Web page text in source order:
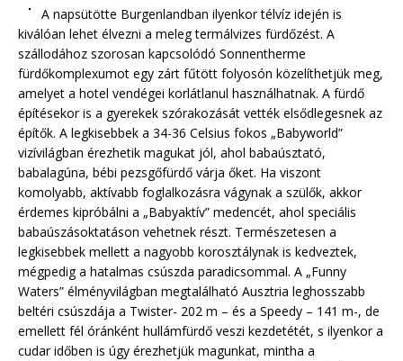
A napsütötte Burgenlandban ilyenkor télvíz idején is
kiválóan lehet élvezni a meleg termálvizes fürdőzést. A
szállodához szorosan kapcsolódó Sonnentherme
fürdőkomplexumot egy zárt fűtött folyosón közelíthetjük meg,
amelyet a hotel vendégei korlátlanul használhatnak. A fürdő
építésekor is a gyerekek szórakozását vették elsődlegesnek az
építők. A legkisebbek a 34-36 Celsius fokos „Babyworld”
vizívilágban érezhetik magukat jól, ahol babaúsztató,
babalagúna, bébi pezsgőfürdő várja őket. Ha viszont
komolyabb, aktívabb foglalkozásra vágynak a szülők, akkor
érdemes kipróbálni a „Babyaktív” medencét, ahol speciális
babaúszásoktatáson vehetnek részt. Természetesen a
legkisebbek mellett a nagyobb korosztálynak is kedveztek,
mégpedig a hatalmas csúszda paradicsommal. A „Funny
Waters” élményvilágban megtalálható Ausztria leghosszabb
beltéri csúszdája a Twister- 202 m – és a Speedy – 141 m-, de
emellett fél óránként hullámfürdő veszi kezdetétét, s ilyenkor a
cudar időben is úgy érezhetjük magunkat, mintha a